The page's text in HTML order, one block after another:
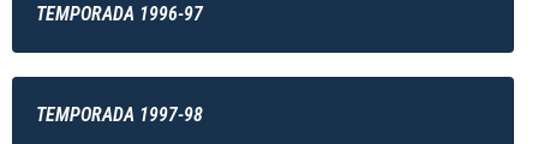
TEMPORADA 1996-97
TEMPORADA 1997-98